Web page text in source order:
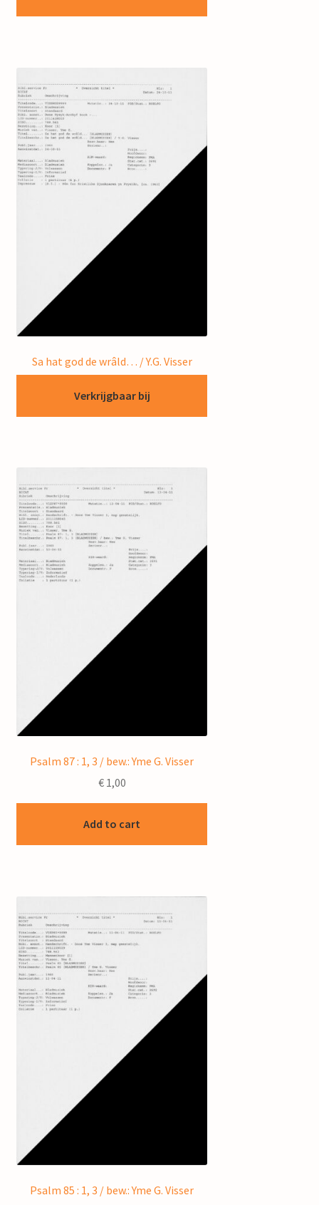
Sa hat god de wrâld… / Y.G. Visser
Verkrijgbaar bij
Psalm 87 : 1, 3 / bew.: Yme G. Visser
€1,00
Add to cart
Psalm 85 : 1, 3 / bew.: Yme G. Visser